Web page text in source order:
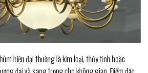
hiện đại thường là kim loại, thủy tinh hoặc